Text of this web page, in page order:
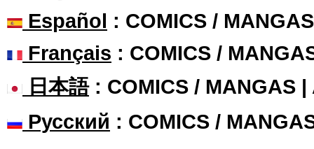
Español : COMICS /
Français : COMICS /
日本語: COMICS / MANGAS |
Русский : COMICS /